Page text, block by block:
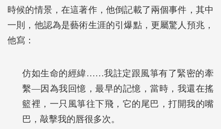
時候的情景，在這著作，他倒記載了兩個事件，其中
一則，他認為是藝術生涯的引爆點，更屬驚人預兆，
他寫：
仿如生命的經緯……我註定跟風箏有了緊密的牽
繫―因為我回憶，最早的記憶，當時，我還在搖
籃裡，一只風箏往下飛，它的尾巴，打開我的嘴
巴，敲擊我的唇很多次。